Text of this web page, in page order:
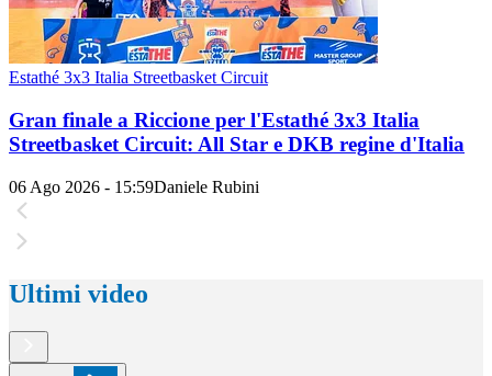
Estathé 3x3 Italia Streetbasket Circuit
Gran finale a Riccione per l'Estathé 3x3 Italia
Streetbasket Circuit: All Star e DKB regine d'Italia
06 Ago 2026 - 15:59Daniele Rubini
Ultimi video